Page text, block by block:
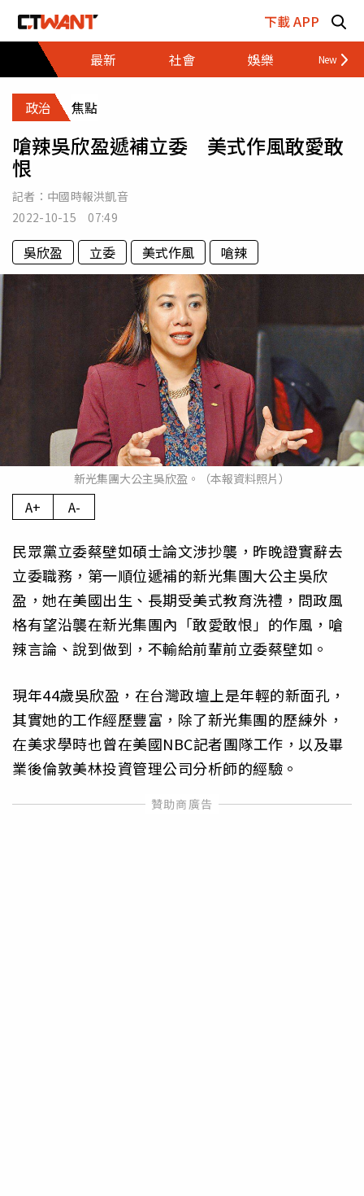
下載 APP
最新
社會 娛樂 財經
政治 焦點
嗆辣吳欣盈遞補立委 美式作風敢愛敢
恨
記者： 中國時報洪凱音
2022-10-15 07:49
吳欣盈 立委 美式作風 嗆辣
新光集團大公主吳欣盈。（本報資料照片）
A+ A-
民眾黨立委蔡壁如碩士論文涉抄襲，昨晚證實辭去
立委職務，第一順位遞補的新光集團大公主吳欣
盈，她在美國出生、長期受美式教育洗禮，問政風
格有望沿襲在新光集團內「敢愛敢恨」的作風，嗆
辣言論、說到做到，不輸給前輩前立委蔡壁如。
現年44歲吳欣盈，在台灣政壇上是年輕的新面孔，
其實她的工作經歷豐富，除了新光集團的歷練外，
在美求學時也曾在美國NBC記者團隊工作，以及畢
業後倫敦美林投資管理公司分析師的經驗。